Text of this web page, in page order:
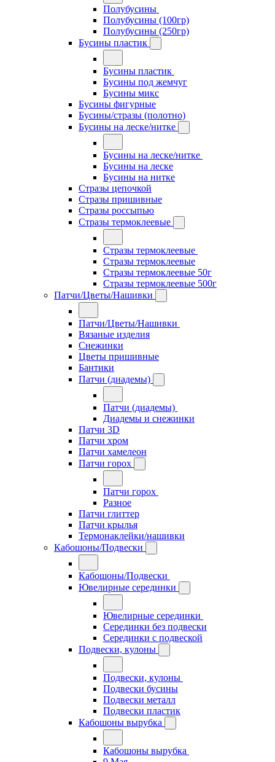
Полубусины
Полубусины (100гр)
Полубусины (250гр)
Бусины пластик
Бусины пластик
Бусины под жемчуг
Бусины микс
Бусины фигурные
Бусины/стразы (полотно)
Бусины на леске/нитке
Бусины на леске/нитке
Бусины на леске
Бусины на нитке
Стразы цепочкой
Стразы пришивные
Стразы россыпью
Стразы термоклеевые
Стразы термоклеевые
Стразы термоклеевые
Стразы термоклеевые 50г
Стразы термоклеевые 500г
Патчи/Цветы/Нашивки
Патчи/Цветы/Нашивки
Вязаные изделия
Снежинки
Цветы пришивные
Бантики
Патчи (диадемы)
Патчи (диадемы)
Диадемы и снежинки
Патчи 3D
Патчи хром
Патчи хамелеон
Патчи горох
Патчи горох
Разное
Патчи глиттер
Патчи крылья
Термонаклейки/нашивки
Кабошоны/Подвески
Кабошоны/Подвески
Ювелирные серединки
Ювелирные серединки
Серединки без подвески
Серединки с подвеской
Подвески, кулоны
Подвески, кулоны
Подвески бусины
Подвески металл
Подвески пластик
Кабошоны вырубка
Кабошоны вырубка